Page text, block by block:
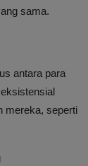
sama.
antara para
mereka, seperti